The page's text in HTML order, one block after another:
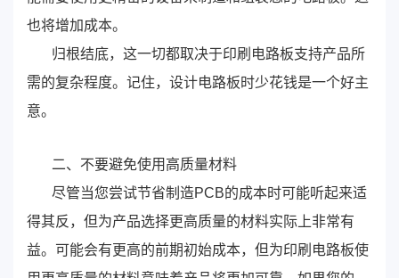
也将增加成本。
归根结底，这一切都取决于印刷电路板支持产品所
需的复杂程度。记住，设计电路板时少花钱是一个好主
意。
二、不要避免使用高质量材料
尽管当您尝试节省制造PCB的成本时可能听起来适
得其反，但为产品选择更高质量的材料实际上非常有
益。可能会有更高的前期初始成本，但为印刷电路板使